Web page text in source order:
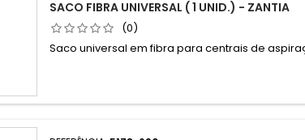
SACO FIBRA UNIVERSAL ( 1 UNID.) - ZANTIA
(0)
Saco universal em fibra para centrais de